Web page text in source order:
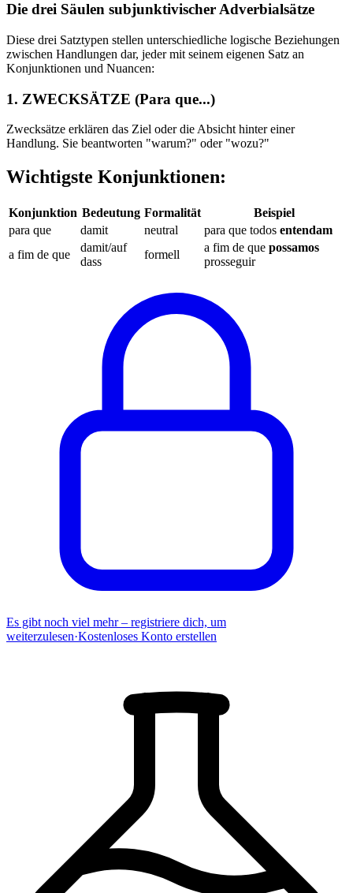
Die drei Säulen subjunktivischer Adverbialsätze
Diese drei Satztypen stellen unterschiedliche logische Beziehungen
zwischen Handlungen dar, jeder mit seinem eigenen Satz an
Konjunktionen und Nuancen:
1. ZWECKSÄTZE (Para que...)
Zwecksätze erklären das Ziel oder die Absicht hinter einer
Handlung. Sie beantworten "warum?" oder "wozu?"
Wichtigste Konjunktionen:
Konjunktion Bedeutung Formalität
Beispiel
para que
damit neutral para que todos entendam
a fim de que
damit/auf
dass
formell
a fim de que possamos
prosseguir
Es gibt noch viel mehr – registriere dich, um
weiterzulesen·Kostenloses Konto erstellen